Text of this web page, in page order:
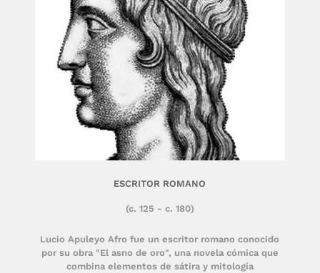
Lucio Apuleyo Afro fue un escritor romano conocido
por su obra "El asno de oro", una novela cómica que
combina elementos de sátira y mitología
(c. 125 - c. 180)
ESCRITOR ROMANO